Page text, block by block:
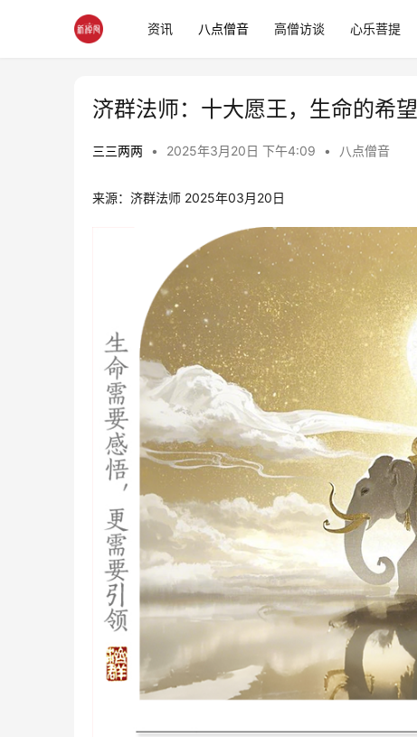
资讯 八点僧音 高僧访谈 心乐菩提
济群法师：十大愿王，生命的希望
三三两两 • 2025年3月20日 下午4:09 • 八点僧音
来源：济群法师 2025年03月20日